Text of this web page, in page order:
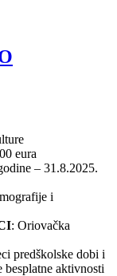
eura
– 31.8.2025.
i
: Oriovačka
predškolske dobi i
aktivnosti